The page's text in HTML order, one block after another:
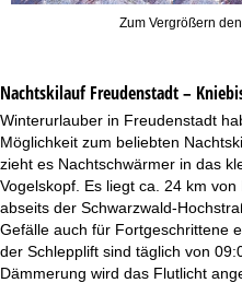
Zum Vergrößern
NachtskilaufFreudenstadt –
Winterurlauber in Freudenstadt
Möglichkeit zum beliebten
zieht es Nachtschwärmer in das
Vogelskopf. Es liegt ca. 24 km
abseits der Schwarzwald-
Gefälle auch für Fortgeschrittene
der Schlepplift sind täglich von
Dämmerung wird das Flutlicht